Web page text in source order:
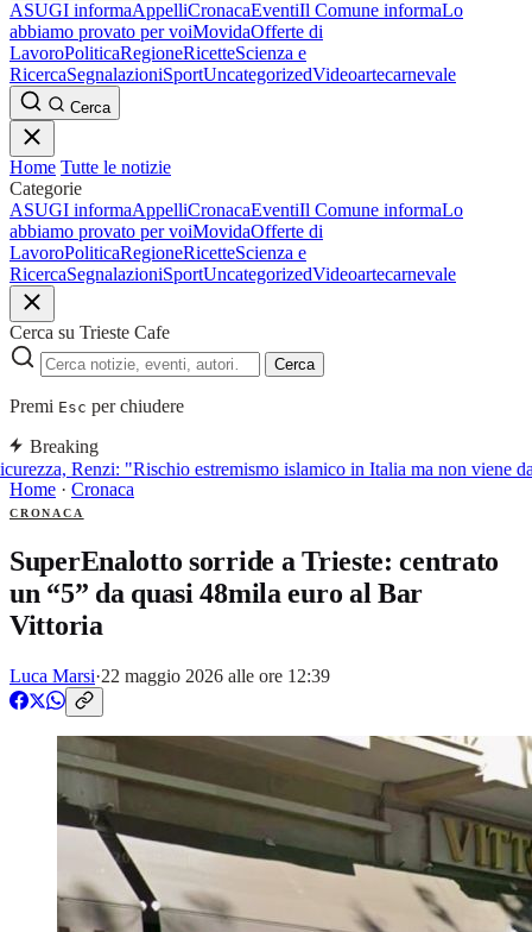
ASUGI informaAppelliCronacaEventiIl Comune informaLo
abbiamo provato per voiMovidaOfferte di
LavoroPoliticaRegioneRicetteScienza e
RicercaSegnalazioniSportUncategorizedVideoartecarnevale
Cerca
Home Tutte le notizie
Categorie
ASUGI informaAppelliCronacaEventiIl Comune informaLo
abbiamo provato per voiMovidaOfferte di
LavoroPoliticaRegioneRicetteScienza e
RicercaSegnalazioniSportUncategorizedVideoartecarnevale
Cerca su Trieste Cafe
Cerca
Premi Esc per chiudere
Breaking
Renzi: "Rischio estremismo islamico in Italia ma non viene
Home · Cronaca
CRONACA
SuperEnalotto sorride a Trieste: centrato
un “5” da quasi 48mila euro al Bar
Vittoria
Luca Marsi·22 maggio 2026 alle ore 12:39